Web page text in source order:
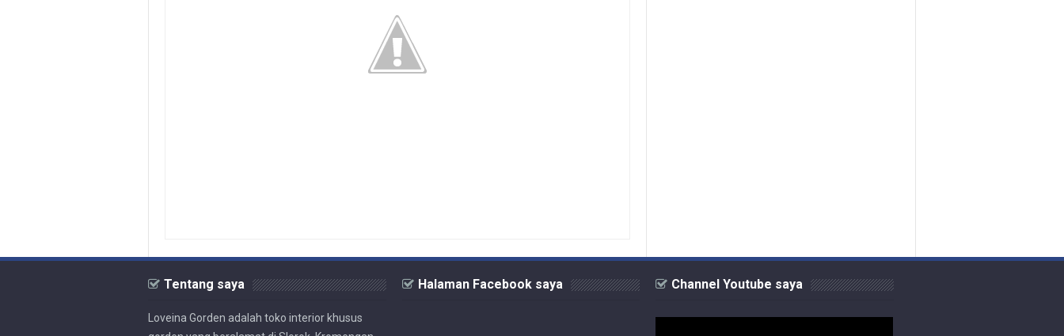
Tentang saya
Loveina Gorden adalah toko interior khusus
Halaman Facebook saya Channel Youtube saya